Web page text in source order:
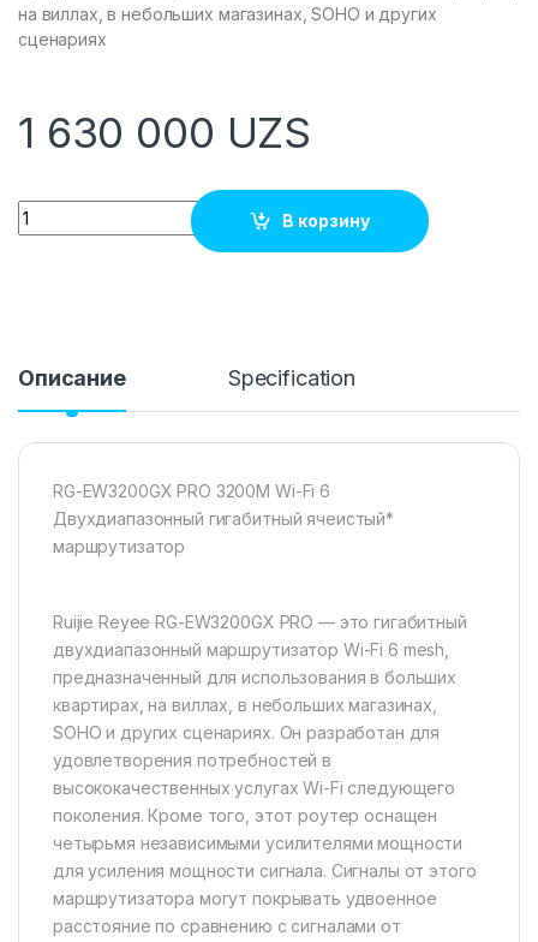
на виллах, в небольших магазинах, SOHO и других
сценариях
1 630 000 UZS
Quantity
В корзину
Описание Specification
RG-EW3200GX PRO 3200M Wi-Fi 6
Двухдиапазонный гигабитный ячеистый*
маршрутизатор
Ruijie Reyee RG-EW3200GX PRO — это гигабитный
двухдиапазонный маршрутизатор Wi-Fi 6 mesh,
предназначенный для использования в больших
квартирах, на виллах, в небольших магазинах,
SOHO и других сценариях. Он разработан для
удовлетворения потребностей в
высококачественных услугах Wi-Fi следующего
поколения. Кроме того, этот роутер оснащен
четырьмя независимыми усилителями мощности
для усиления мощности сигнала. Сигналы от этого
маршрутизатора могут покрывать удвоенное
расстояние по сравнению с сигналами от